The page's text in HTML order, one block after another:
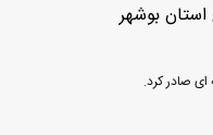
بوشهر
ای صادر کرد.